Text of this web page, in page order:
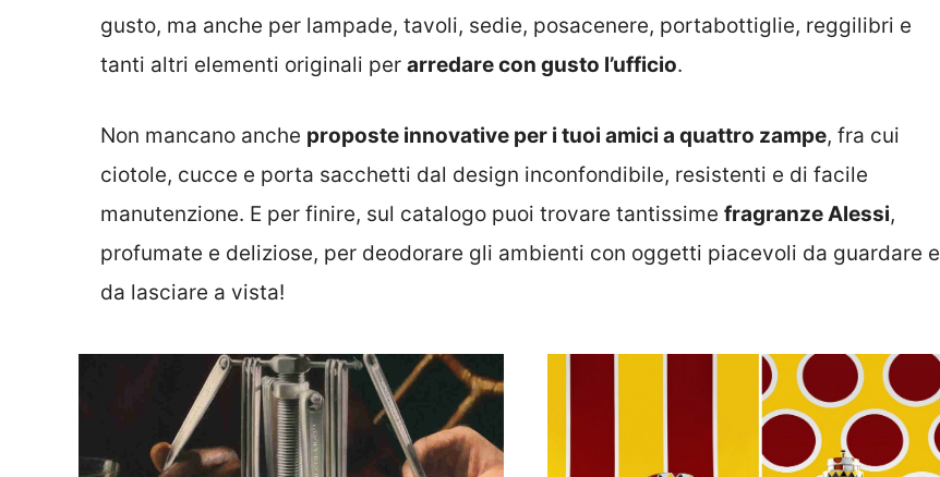
gusto, ma anche per lampade, tavoli, sedie, posacenere, portabottiglie, reggilibri e
tanti altri elementi originali per arredare con gusto l’ufficio.
Non mancano anche proposte innovative per i tuoi amici a quattro zampe, fra cui
ciotole, cucce e porta sacchetti dal design inconfondibile, resistenti e di facile
manutenzione. E per finire, sul catalogo puoi trovare tantissime fragranze Alessi,
profumate e deliziose, per deodorare gli ambienti con oggetti piacevoli da guardare e
da lasciare a vista!